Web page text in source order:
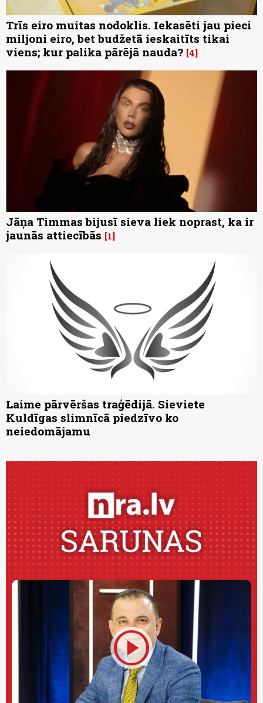
Trīs eiro muitas nodoklis. Iekasēti jau pieci
miljoni eiro, bet budžetā ieskaitīts tikai
viens; kur palika pārējā nauda? 4
Jāņa Timmas bijusī sieva liek noprast, ka ir
jaunās attiecībās 1
Laime pārvēršas traģēdijā. Sieviete
Kuldīgas slimnīcā piedzīvo ko
neiedomājamu
play_circle